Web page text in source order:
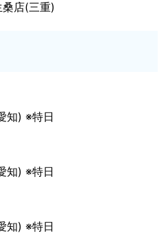
桑店(三重)
知) ※特日
知) ※特日
知) ※特日